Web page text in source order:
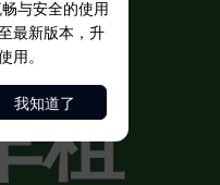
与安全的使用
最新版本，升
用。
我知道了